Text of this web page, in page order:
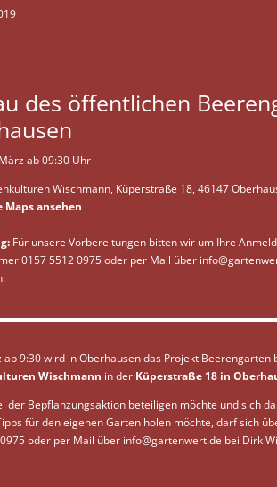
des öffentlichen
ab 09:30 Uhr
Wischmann, Küperstraße 18, 46147
Maps ansehen
Für unsere Vorbereitungen bitten wir um Ihre
0157 5512 0975 oder per Mail über
ab 9:30 wird in Oberhausen das Projekt Beerengarten
Wischmann in der Küperstraße 18 in
der Bepflanzungsaktion beteiligen möchte und sich
für den eigenen Garten holen möchte, darf sich
oder per Mail über info@gartenwert.de bei Dirk